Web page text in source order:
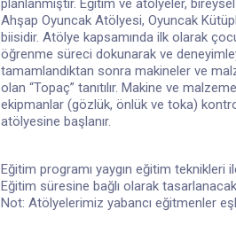
planlanmıştır. Eğitim ve atölyeler,
Ahşap Oyuncak Atölyesi, Oyuncak
biisidir. Atölye kapsamında ilk olarak
öğrenme süreci dokunarak ve
tamamlandıktan sonra makineler ve
olan “Topaç” tanıtılır. Makine ve
ekipmanlar (gözlük, önlük ve toka)
atölyesine başlanır.
Eğitim programı yaygın eğitim teknikleri
Eğitim süresine bağlı olarak
Not: Atölyelerimiz yabancı eğitmenler